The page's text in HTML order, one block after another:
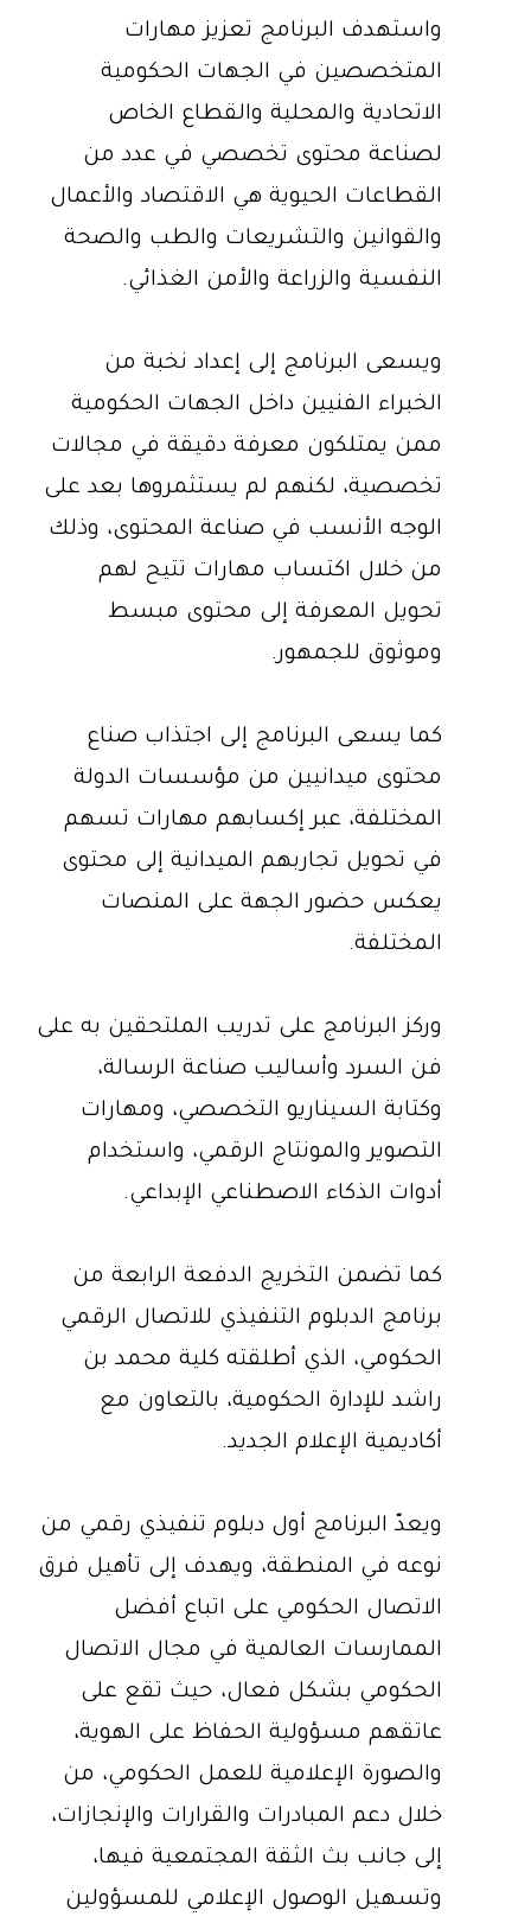
واستهدف البرنامج تعزيز مهارات
المتخصصين في الجهات الحكومية
الاتحادية والمحلية والقطاع الخاص
لصناعة محتوى تخصصي في عدد من
القطاعات الحيوية هي الاقتصاد والأعمال
والقوانين والتشريعات والطب والصحة
النفسية والزراعة والأمن الغذائي.
ويسعى البرنامج إلى إعداد نخبة من
الخبراء الفنيين داخل الجهات الحكومية
ممن يمتلكون معرفة دقيقة في مجالات
تخصصية، لكنهم لم يستثمروها بعد على
الوجه الأنسب في صناعة المحتوى، وذلك
من خلال اكتساب مهارات تتيح لهم
تحويل المعرفة إلى محتوى مبسط
وموثوق للجمهور.
كما يسعى البرنامج إلى اجتذاب صناع
محتوى ميدانيين من مؤسسات الدولة
المختلفة، عبر إكسابهم مهارات تسهم
في تحويل تجاربهم الميدانية إلى محتوى
يعكس حضور الجهة على المنصات
المختلفة.
وركز البرنامج على تدريب الملتحقين به على
فن السرد وأساليب صناعة الرسالة،
وكتابة السيناريو التخصصي، ومهارات
التصوير والمونتاج الرقمي، واستخدام
أدوات الذكاء الاصطناعي الإبداعي.
كما تضمن التخريج الدفعة الرابعة من
برنامج الدبلوم التنفيذي للاتصال الرقمي
الحكومي، الذي أطلقته كلية محمد بن
راشد للإدارة الحكومية، بالتعاون مع
أكاديمية الإعلام الجديد.
ويعدّ البرنامج أول دبلوم تنفيذي رقمي من
نوعه في المنطقة، ويهدف إلى تأهيل فرق
الاتصال الحكومي على اتباع أفضل
الممارسات العالمية في مجال الاتصال
الحكومي بشكل فعال، حيث تقع على
عاتقهم مسؤولية الحفاظ على الهوية،
والصورة الإعلامية للعمل الحكومي، من
خلال دعم المبادرات والقرارات والإنجازات،
إلى جانب بث الثقة المجتمعية فيها،
وتسهيل الوصول الإعلامي للمسؤولين